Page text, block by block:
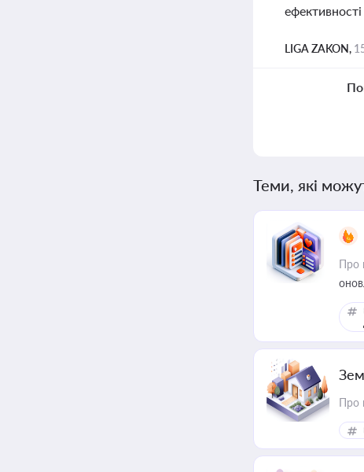
LIGA ZAKON,
Теми, які
Про
Про